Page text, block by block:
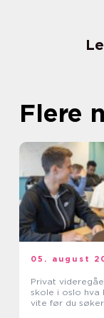
Flere
05. august
Privat
skole i oslo hva bør du
vite før du